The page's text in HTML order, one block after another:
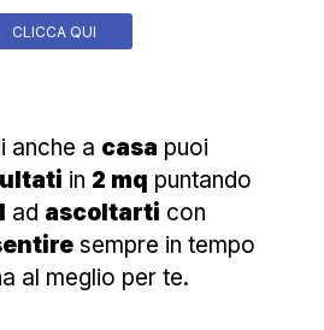
CLICCA QUI
anche a casa puoi
in 2 mq puntando
ad ascoltarti con
sempre in tempo
al meglio per te.